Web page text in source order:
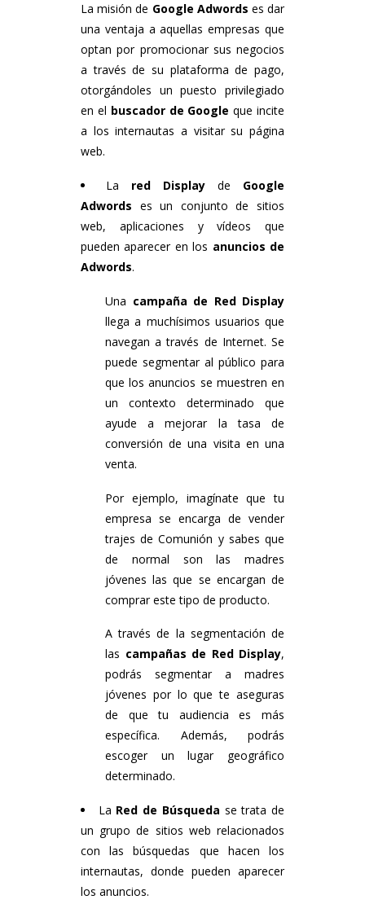
La misión de Google Adwords es dar
una ventaja a aquellas empresas que
optan por promocionar sus negocios
a través de su plataforma de pago,
otorgándoles un puesto privilegiado
en el buscador de Google que incite
a los internautas a visitar su página
web.
La red Display de Google
Adwords es un conjunto de sitios
web, aplicaciones y vídeos que
pueden aparecer en los anuncios de
Adwords.
Una campaña de Red Display
llega a muchísimos usuarios que
navegan a través de Internet. Se
puede segmentar al público para
que los anuncios se muestren en
un contexto determinado que
ayude a mejorar la tasa de
conversión de una visita en una
venta.
Por ejemplo, imagínate que tu
empresa se encarga de vender
trajes de Comunión y sabes que
de normal son las madres
jóvenes las que se encargan de
comprar este tipo de producto.
A través de la segmentación de
las campañas de Red Display,
podrás segmentar a madres
jóvenes por lo que te aseguras
de que tu audiencia es más
específica. Además, podrás
escoger un lugar geográfico
determinado.
La Red de Búsqueda se trata de
un grupo de sitios web relacionados
con las búsquedas que hacen los
internautas, donde pueden aparecer
los anuncios.